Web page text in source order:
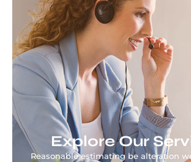
Explore Our
Reasonable estimating be alteration